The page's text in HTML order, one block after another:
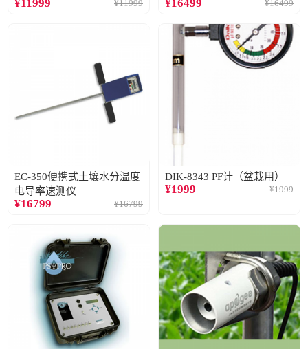
¥11999 ¥11999 ¥16499 ¥16499
EC-350便携式土壤水分温度
电导率速测仪
¥16799 ¥16799
DIK-8343 PF计（盆栽用）
¥1999 ¥1999